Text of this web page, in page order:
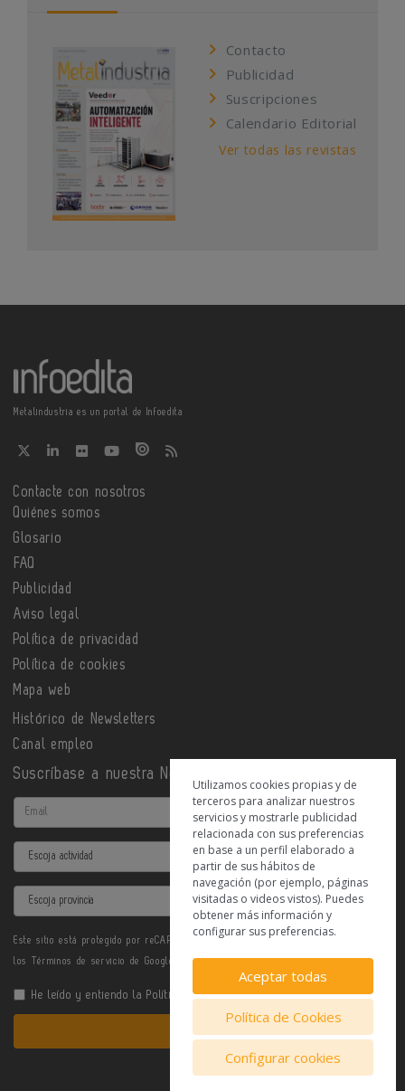
Contacto
Publicidad
Suscripciones
Calendario Editorial
Ver todas las revistas
Metalindustria es un portal de Infoedita
Contacte con nosotros
Quiénes somos
Glosario
FAQ
Publicidad
Aviso legal
Política de privacidad
Política de cookies
Mapa web
Histórico de Newsletters
Canal empleo
Suscríbase a nuestra Newsletter
Email
Actividad
Provincia
Este sitio está protegido por reCAPTCHA y se aplican la
los Términos de servicio de Google.
He leído y entiendo la Política de Privacidad
Enviar
Utilizamos cookies propias y de
terceros para analizar nuestros
servicios y mostrarle publicidad
relacionada con sus preferencias
en base a un perfil elaborado a
partir de sus hábitos de
navegación (por ejemplo, páginas
visitadas o videos vistos). Puedes
obtener más información y
configurar sus preferencias.
Aceptar todas
Política de Cookies
Configurar cookies